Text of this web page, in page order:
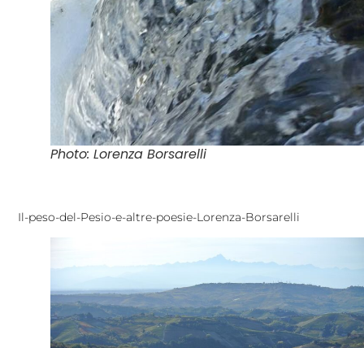
Photo: Lorenza Borsarelli
Il-peso-del-Pesio-e-altre-poesie-Lorenza-Borsarelli